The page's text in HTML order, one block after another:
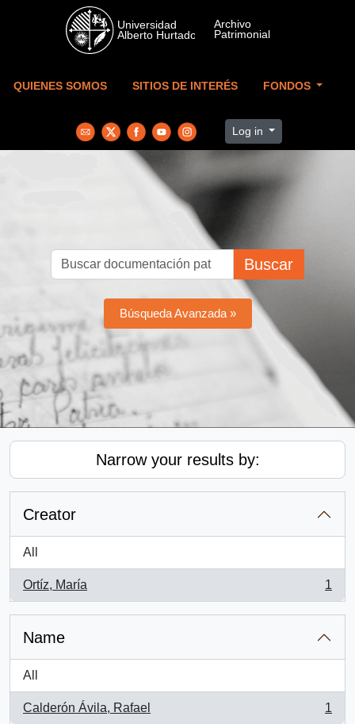
Skip to main content
QUIENES SOMOS SITIOS DE INTERÉS FONDOS
Log in
Buscar
Búsqueda Avanzada »
Narrow your results by:
Creator
All
Ortíz, María
, 1 results
1
Name
All
Calderón Ávila, Rafael
, 1 results
1